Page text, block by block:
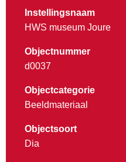
Instellingsnaam
HWS museum Joure
Objectnummer
d0037
Objectcategorie
Beeldmateriaal
Objectsoort
Dia